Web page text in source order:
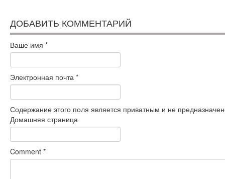
ДОБАВИТЬ КОММЕНТАРИЙ
Ваше имя *
Электронная почта *
Содержание этого поля является приватным и не
Домашняя страница
Comment *